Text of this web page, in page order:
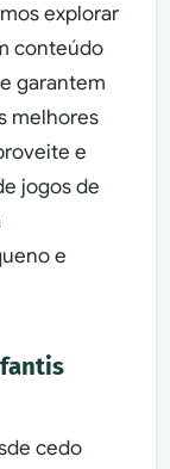
explorar
conteúdo
garantem
melhores
e
jogos de
e
cedo